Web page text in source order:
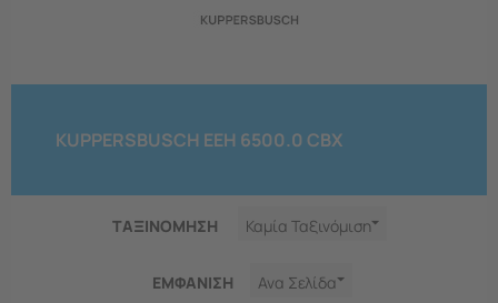
KUPPERSBUSCH EEH 6500.0 CBX
ΤΑΞΙΝΟΜΗΣΗ Καμία Ταξινόμιση
ΕΜΦΑNΙΣΗ Ανα Σελίδα